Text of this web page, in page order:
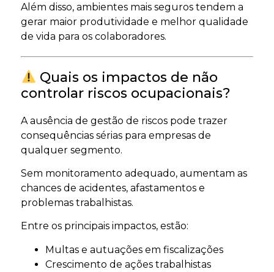
Além disso, ambientes mais seguros tendem a
gerar maior produtividade e melhor qualidade
de vida para os colaboradores.
Quais os impactos de não
controlar riscos ocupacionais?
A ausência de gestão de riscos pode trazer
consequências sérias para empresas de
qualquer segmento.
Sem monitoramento adequado, aumentam as
chances de acidentes, afastamentos e
problemas trabalhistas.
Entre os principais impactos, estão:
Multas e autuações em fiscalizações
Crescimento de ações trabalhistas